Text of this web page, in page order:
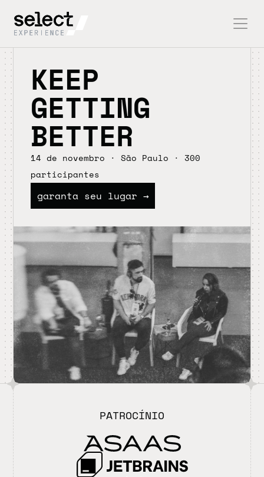
KEEP
GETTING
BETTER
14 de novembro · São Paulo · 300
participantes
garanta seu lugar →
PATROCÍNIO